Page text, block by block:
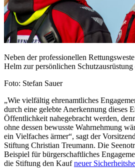
Neben der professionellen
Helm zur persönlichen Schutzausrüstung
Foto: Stefan Sauer
„Wie vielfältig ehrenamtliches
durch eine gelebte Anerkennung dieses
Öffentlichkeit nahegebracht werden,
ohne dessen bewusste Wahrnehmung
ein Vielfaches ärmer“, sagt der
Stiftung Christian Treumann. Die
Beispiel für bürgerschaftliches
die Stiftung den Kaufneuer